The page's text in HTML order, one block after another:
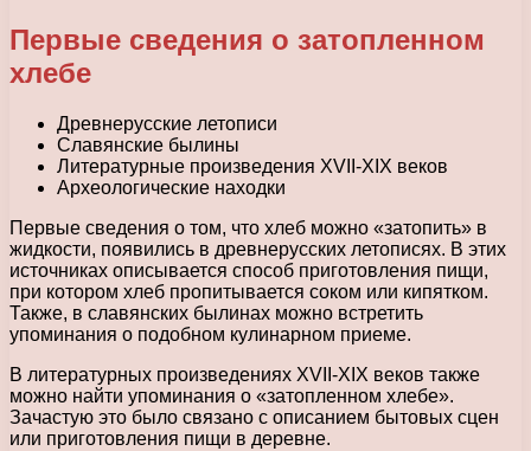
Первые сведения о затопленном
хлебе
Древнерусские летописи
Славянские былины
Литературные произведения XVII-XIX веков
Археологические находки
Первые сведения о том, что хлеб можно «затопить» в
жидкости, появились в древнерусских летописях. В этих
источниках описывается способ приготовления пищи,
при котором хлеб пропитывается соком или кипятком.
Также, в славянских былинах можно встретить
упоминания о подобном кулинарном приеме.
В литературных произведениях XVII-XIX веков также
можно найти упоминания о «затопленном хлебе».
Зачастую это было связано с описанием бытовых сцен
или приготовления пищи в деревне.